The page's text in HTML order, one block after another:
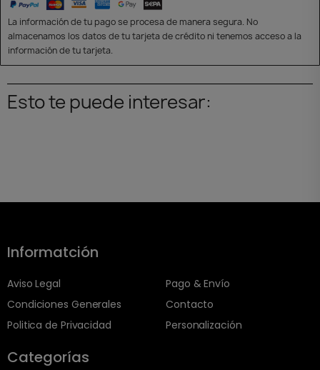
La información de tu pago se procesa de manera segura. No
almacenamos los datos de tu tarjeta de crédito ni tenemos acceso a la
información de tu tarjeta.
Esto te puede interesar:
Informatción
Aviso Legal
Condiciones Generales
Politica de Privacidad
Pago & Envío
Contacto
Personalización
Categorías